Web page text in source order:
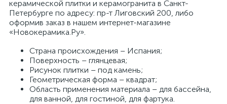
керамической плитки и керамогранита в Санкт-
Петербурге по адресу: пр-т Лиговский 200, либо
оформив заказ в нашем интернет-магазине
«Новокерамика.Ру».
Страна происхождения – Испания;
Поверхность – глянцевая;
Рисунок плитки – под камень;
Геометрическая форма – квадрат;
Область применения материала – для бассейна,
для ванной, для гостиной, для фартука.